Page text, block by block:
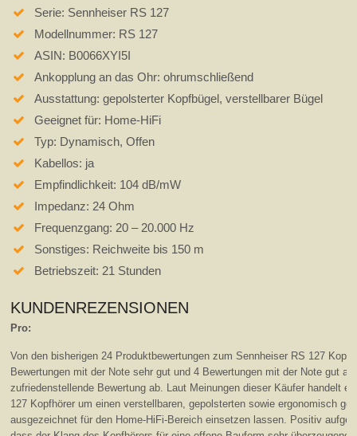
Serie: Sennheiser RS 127
Modellnummer: RS 127
ASIN: B0066XYI5I
Ankopplung an das Ohr: ohrumschließend
Ausstattung: gepolsterter Kopfbügel, verstellbarer Bügel
Geeignet für: Home-HiFi
Typ: Dynamisch, Offen
Kabellos: ja
Empfindlichkeit: 104 dB/mW
Impedanz: 24 Ohm
Frequenzgang: 20 – 20.000 Hz
Sonstiges: Reichweite bis 150 m
Betriebszeit: 21 Stunden
KUNDENREZENSIONEN
Pro:
Von den bisherigen 24 Produktbewertungen zum Sennheiser RS 127
Bewertungen mit der Note sehr gut und 4 Bewertungen mit der Note gut
zufriedenstellende Bewertung ab. Laut Meinungen dieser Käufer handelt
127 Kopfhörer um einen verstellbaren, gepolsterten sowie ergonomisch
ausgezeichnet für den Home-HiFi-Bereich einsetzen lassen. Positiv